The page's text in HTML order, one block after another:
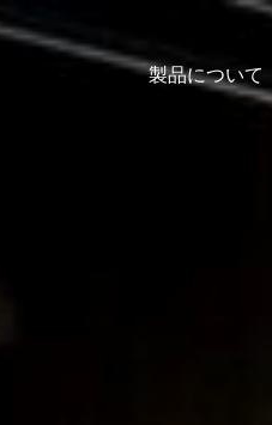
製品について